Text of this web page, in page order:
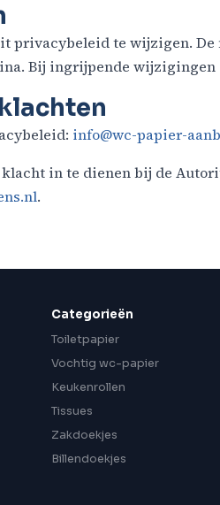
privacybeleid te wijzigen.
Bij ingrijpende
info@wc-papier-
in te dienen bij de
.
Categorieën
Toiletpapier
Vochtig wc-papier
Keukenrollen
Tissues
Zakdoekjes
Billendoekjes